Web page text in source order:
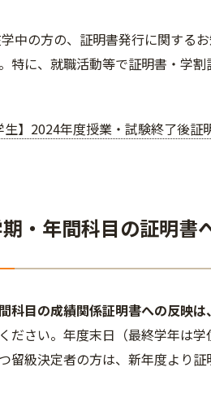
中の方の、証明書発行に関する
特に、就職活動等で証明書・学
生】2024年度授業・試験終了後
・年間科目の証明書
科目の成績関係証明書への反映
ださい。年度末日（最終学年は
留級決定者の方は、新年度より証